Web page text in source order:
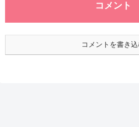
コメント
コメントを書き